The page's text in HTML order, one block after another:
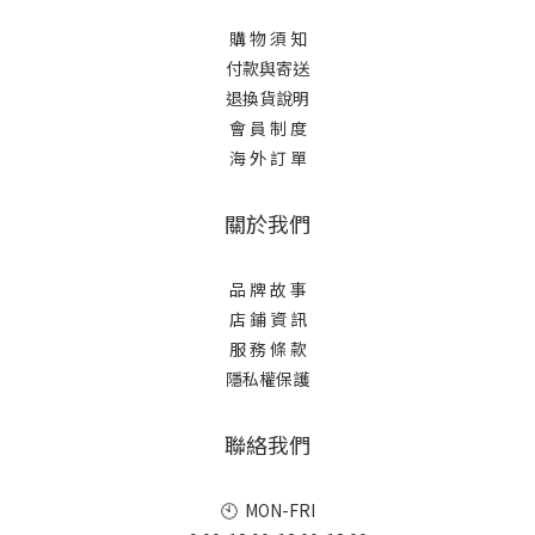
購 物 須 知
付款與寄送
退換貨說明
會 員 制 度
海 外 訂 單
關於我們
品 牌 故 事
店 鋪 資 訊
服 務 條 款
隱私權保護
聯絡我們
🕙 MON-FRI